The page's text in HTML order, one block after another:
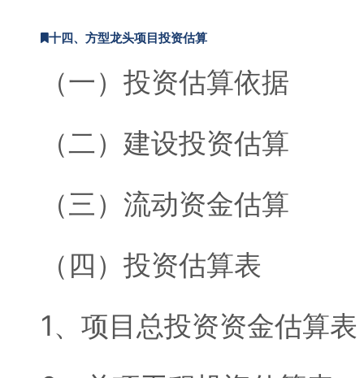
十四、方型龙头项目投资估算
（一）投资估算依据
（二）建设投资估算
（三）流动资金估算
（四）投资估算表
1、项目总投资资金估算表